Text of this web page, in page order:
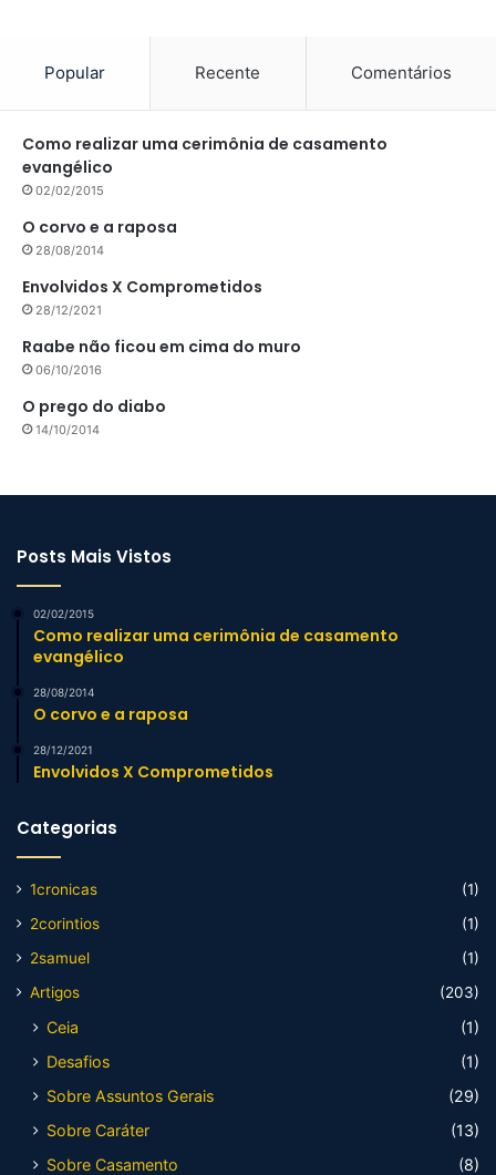
Popular Recente Comentários
Como realizar uma cerimônia de casamento
evangélico
02/02/2015
O corvo e a raposa
28/08/2014
Envolvidos X Comprometidos
28/12/2021
Raabe não ficou em cima do muro
06/10/2016
O prego do diabo
14/10/2014
Posts Mais Vistos
02/02/2015
Como realizar uma cerimônia de casamento
evangélico
28/08/2014
O corvo e a raposa
28/12/2021
Envolvidos X Comprometidos
Categorias
1cronicas
(1)
2corintios
(1)
2samuel
(1)
Artigos
(203)
Ceia
(1)
Desafios
(1)
Sobre Assuntos Gerais
(29)
Sobre Caráter
(13)
Sobre Casamento
(8)